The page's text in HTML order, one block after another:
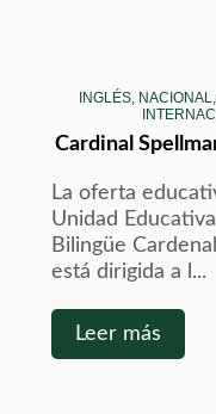
INGLÉS,
Cardinal
La oferta
Unidad
Bilingüe
está dirigida a l...
Leer más